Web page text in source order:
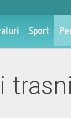
Sport